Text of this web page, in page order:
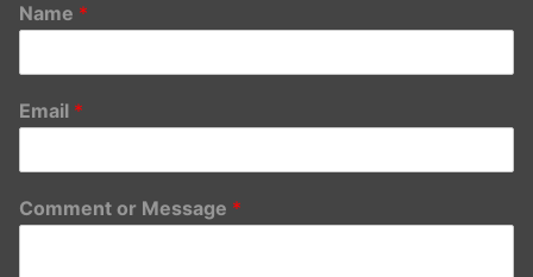
Name *
Email *
Comment or Message *